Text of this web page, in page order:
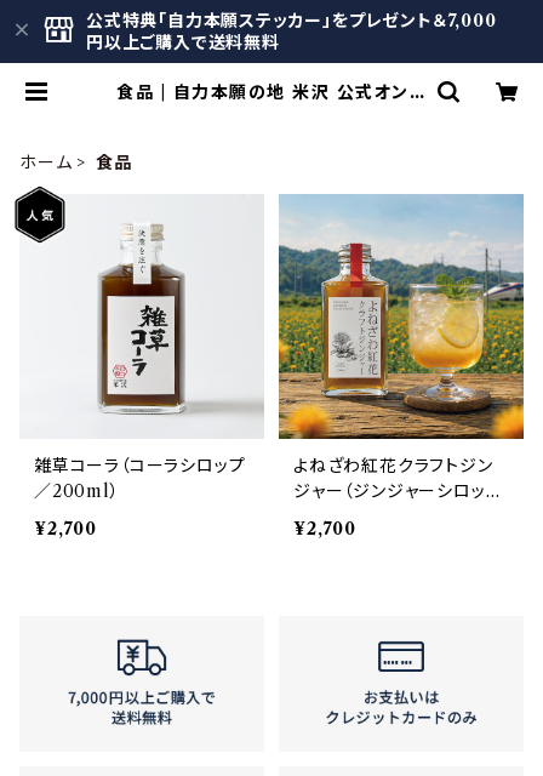
公式特典「自力本願ステッカー」をプレゼント＆7,000
円以上ご購入で送料無料
食品 | 自力本願の地 米沢 公式オンラ
ホーム 食品
雑草コーラ（コーラシロップ
／200ml）
¥2,700
よねざわ紅花クラフトジン
ジャー（ジンジャーシロップ
／200ml）
¥2,700